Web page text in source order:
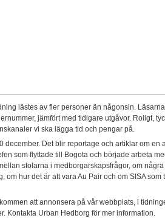
lästes av fler personer än någonsin.
jämfört med tidigare utgåvor. Roligt,
vi ska lägga tid och pengar på.
december. Det blir reportage och artiklar om en
som flyttade till Bogota och började arbeta
stolarna i medborgarskapsfrågor, om
om hur det är att vara Au Pair och om SISA som
att annonsera på vår webbplats, i
Kontakta Urban Hedborg för mer information.